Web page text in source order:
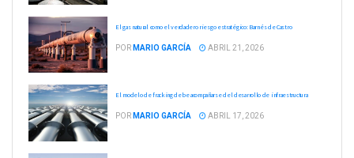
El gas natural como el verdadero riesgo estratégico: Barnés de Castro
POR MARIO GARCÍA ABRIL 21, 2026
El modelo de fracking debe acompañarse del desarrollo de infraestructura
POR MARIO GARCÍA ABRIL 17, 2026